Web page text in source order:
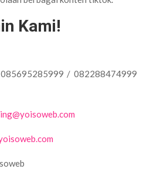
Kami!
/ 082288474999